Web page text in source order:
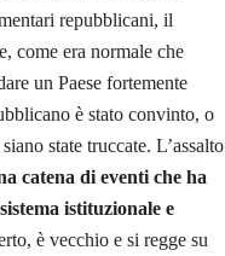
repubblicani, il
come era normale che
un Paese fortemente
è stato convinto, o
state truccate. L’assalto
catena di eventi che ha
istituzionale e
è vecchio e si regge su